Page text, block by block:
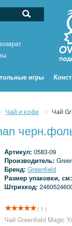
игры
Чай и кофе Чай
Артикул: 0583-09
Производитель:
Бренд: Greenfield
Размер упаковки,
Штрихкод:
( 1 )
Чай Greenfield Magic